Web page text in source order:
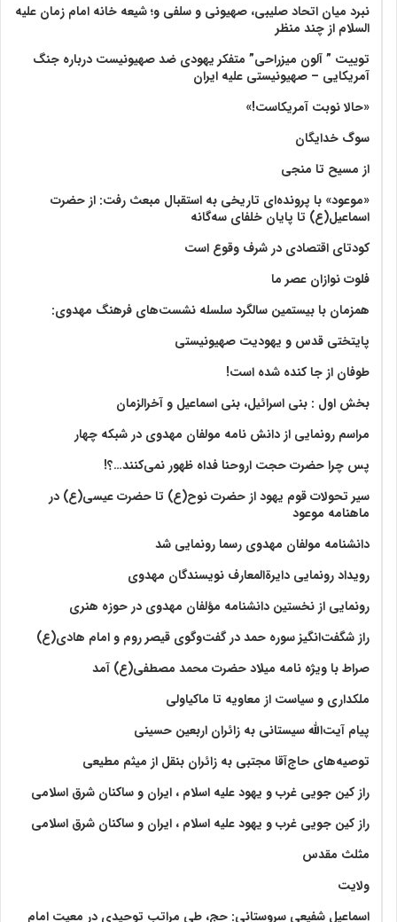
نبرد میان اتحاد صلیبی، صهیونی و سلفی و؛ شیعه خانه امام زمان علیه
السلام از چند منظر
توییت ” آلون میزراحی” متفکر یهودی ضد صهیونیست درباره جنگ
آمریکایی – صهیونیستی علیه ایران
«حالا نوبت آمریکاست!»
سوگ خدایگان
از مسیح تا منجی
«موعود» با پرونده‌ای تاریخی به استقبال مبعث رفت: از حضرت
اسماعیل(ع) تا پایان خلفای سه‌گانه
کودتای اقتصادی در شرف وقوع است
فلوت نوازان عصر ما
همزمان با بیستمین سالگرد سلسله نشست‌های فرهنگ مهدوی:‌
پایتختی قدس و یهودیت صهیونیستی
طوفان از جا کنده شده است!
بخش اول : بنی اسرائیل، بنی اسماعیل و آخرالزمان
مراسم رونمایی از دانش نامه مولفان مهدوی در شبکه چهار
پس چرا حضرت حجت اروحنا فداه ظهور نمی‌کنند…؟!
سیر تحولات قوم یهود از حضرت نوح(ع) تا حضرت عیسی(ع) در
ماهنامه موعود
دانشنامه مولفان مهدوی رسما رونمایی شد
رویداد رونمایی دایرةالمعارف نویسندگان مهدوی
رونمایی از نخستین دانشنامه مؤلفان مهدوی در حوزه هنری
راز شگفت‌انگیز سوره حمد در گفت‌وگوی قیصر روم و امام هادی(ع)
صراط با ویژه نامه میلاد حضرت محمد مصطفی(ع) آمد
ملکداری و سیاست از معاویه تا ماکیاولی
پیام آیت‌الله سیستانی به زائران اربعین حسینی
توصیه‌های حاج‌آقا مجتبی به زائران بنقل از میثم مطیعی
راز کین جویی غرب و یهود علیه اسلام ، ایران و ساکنان شرق اسلامی
راز کین جویی غرب و یهود علیه اسلام ، ایران و ساکنان شرق اسلامی
مثلث مقدس
ولايت‏
اسماعیل شفیعی سروستانی: حج، طی مراتب توحیدی در معیت امام